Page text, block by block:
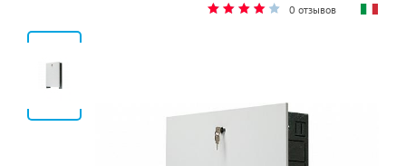
0 отзывов